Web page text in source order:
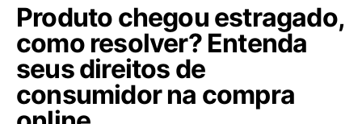
Produto chegou estragado,
como resolver? Entenda
seus direitos de
consumidor na compra